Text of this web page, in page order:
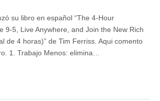
su libro en español “The 4-Hour
9-5, Live Anywhere, and Join the New Rich
de 4 horas)” de Tim Ferriss. Aqui comento
1. Trabajo Menos: elimina…